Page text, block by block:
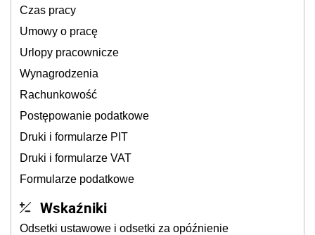
Czas pracy
Umowy o pracę
Urlopy pracownicze
Wynagrodzenia
Rachunkowość
Postępowanie podatkowe
Druki i formularze PIT
Druki i formularze VAT
Formularze podatkowe
Wskaźniki
Odsetki ustawowe i odsetki za opóźnienie